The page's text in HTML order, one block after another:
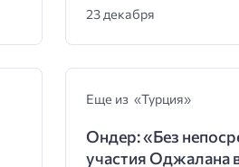
23 декабря
Еще из «Турция»
Ондер: «Без
участия Оджалана